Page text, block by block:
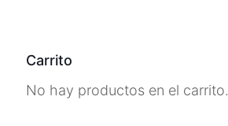
Carrito
No hay productos en el carrito.